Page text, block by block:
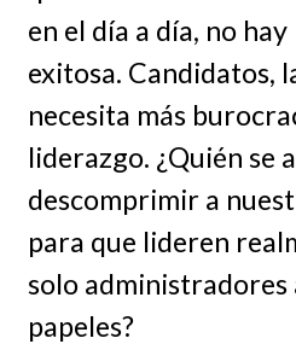
en el día a día, no
exitosa. Candidatos,
necesita más
liderazgo. ¿Quién se
descomprimir a
para que lideren
solo
papeles?